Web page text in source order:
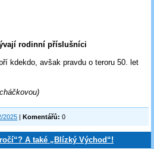
rodinní příslušníci
kdekdo, avšak pravdu o teroru 50. let
2025 Komentářů: 0
A také „Blízký Východ“!